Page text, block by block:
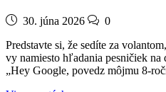
30. júna 2026
0
Predstavte si, že sedíte za
vy namiesto hľadania pesničiek na
„Hey Google, povedz môjmu 8-